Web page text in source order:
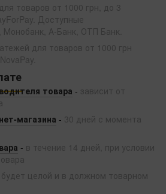
для товаров от 1000 грн, до 3
Доступные
Монобанк, А-Банк, ОТП Банк.
для товаров от 1000 грн
товара - зависит от
магазина - 30 дней с момента
- в течение 14 дней, при условии
будет целой и в должном товарном